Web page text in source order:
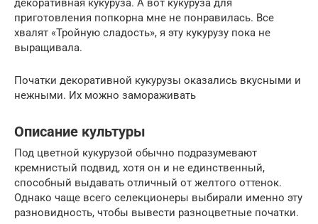
декоративная кукуруза. А вот кукуруза для
приготовления попкорна мне не понравилась. Все
хвалят «Тройную сладость», я эту кукурузу пока не
выращивала.
Початки декоративной кукурузы оказались вкусными и
нежными. Их можно замораживать
Описание культуры
Под цветной кукурузой обычно подразумевают
кремнистый подвид, хотя он и не единственный,
способный выдавать отличный от желтого оттенок.
Однако чаще всего селекционеры выбирали именно эту
разновидность, чтобы вывести разноцветные початки.